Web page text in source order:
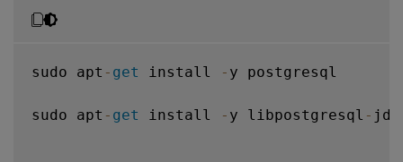
sudo apt - get install - y postgresql
sudo apt - get install - y libpostgresql -